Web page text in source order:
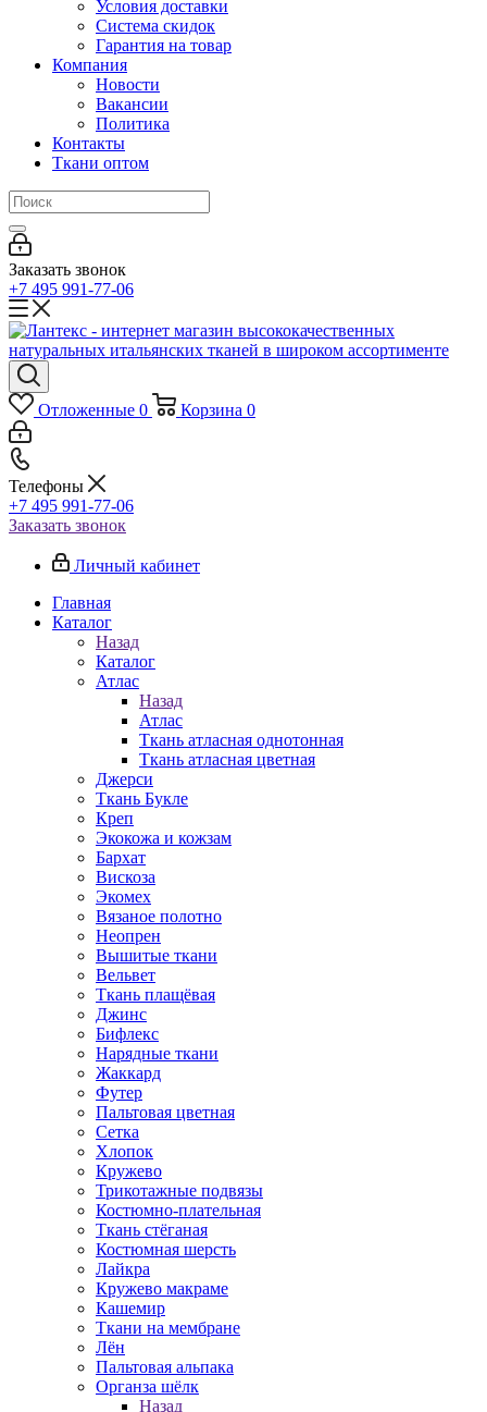
Условия доставки
Система скидок
Гарантия на товар
Компания
Новости
Вакансии
Политика
Контакты
Ткани оптом
Заказать звонок
+7 495 991-77-06
Отложенные 0 Корзина 0
Телефоны
+7 495 991-77-06
Заказать звонок
Личный кабинет
Главная
Каталог
Назад
Каталог
Атлас
Назад
Атлас
Ткань атласная однотонная
Ткань атласная цветная
Джерси
Ткань Букле
Креп
Экокожа и кожзам
Бархат
Вискоза
Экомех
Вязаное полотно
Неопрен
Вышитые ткани
Вельвет
Ткань плащёвая
Джинс
Бифлекс
Нарядные ткани
Жаккард
Футер
Пальтовая цветная
Сетка
Хлопок
Кружево
Трикотажные подвязы
Костюмно-плательная
Ткань стёганая
Костюмная шерсть
Лайкра
Кружево макраме
Кашемир
Ткани на мембране
Лён
Пальтовая альпака
Органза шёлк
Назад